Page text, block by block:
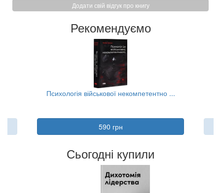
Додати свій відгук про книгу
Рекомендуємо
Психологія військової некомпетентно ...
590 грн
Сьогодні купили